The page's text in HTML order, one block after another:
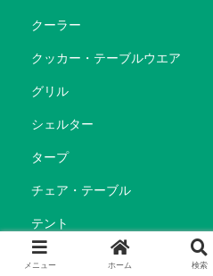
クーラー
クッカー・テーブルウエア
グリル
シェルター
タープ
チェア・テーブル
テント
バーナー
メニュー ホーム 検索